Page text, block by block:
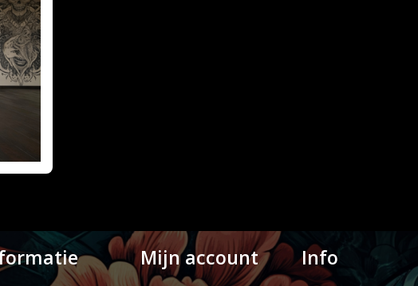
Mijn account Info